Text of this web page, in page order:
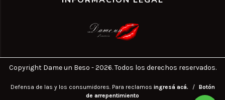
Copyright Dame un Beso - 2026. Todos los derechos reservados.
Defensa de las y los consumidores. Para reclamos ingresá acá. /
Botón
de arrepentimiento